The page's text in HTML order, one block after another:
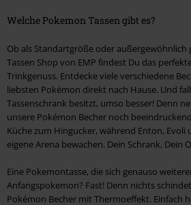
Welche Pokemon Tassen gibt es?
Ob als Standartgröße oder
Tassen Shop von EMP findest Du das
Trinkgenuss. Entdecke viele verschiedene
liebsten Pokémon direkt nach Hause. Und
Tassenschrank besitzt, umso besser! Denn
unsere Pokémon Becher noch
Küche zum Hingucker, während Enton, Evoli
eigene Arena bewachen. Dein Schrank, Dein
Eine Pokemontasse, die sich genauso
Anfangspokemon? Fast! Denn nichts
Pokémon Becher mit Thermoeffekt. Einfach